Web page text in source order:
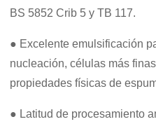
BS 5852 Crib 5 y TB 117.
● Excelente emulsificación
nucleación, células más
propiedades físicas de
● Latitud de procesamiento